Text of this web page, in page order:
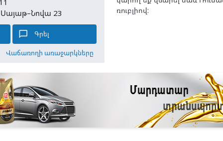
Սայաթ–Նովա 23
chat_bubble_outline Գրել
Վաճառողի առաջարկները
ռուբլիով: